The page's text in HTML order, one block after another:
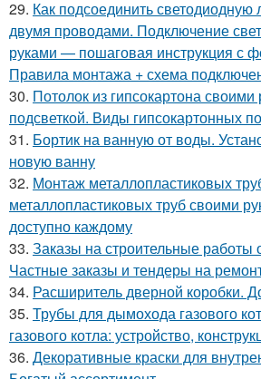
29. Как подсоединить светодиодную
двумя проводами. Подключение
руками — пошаговая инструкция с
Правила монтажа + схема
30. Потолок из гипсокартона своими
подсветкой. Виды гипсокартонных
31. Бортик на ванную от воды.
новую ванну
32. Монтаж металлопластиковых
металлопластиковых труб своими
доступно каждому
33. Заказы на строительные работы
Частные заказы и тендеры на
34. Расширитель дверной коробки.
35. Трубы для дымохода газового
газового котла: устройство,
36. Декоративные краски для